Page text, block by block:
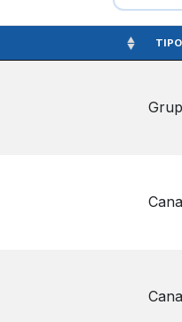
TIPO